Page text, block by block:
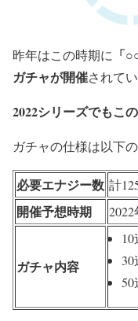
昨年はこの時期に 「
ガチャが開催されて
2022シリーズでもこ
ガチャの仕様は以下
必要エナジー数 計
開催予想時期
ガチャ内容